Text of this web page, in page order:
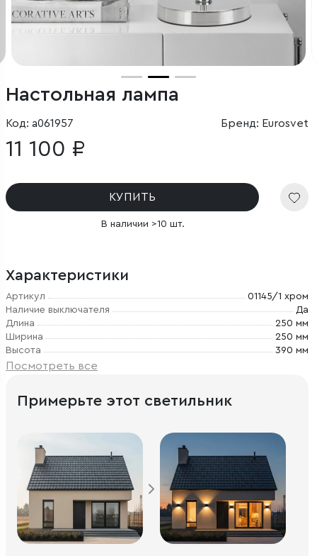
Настольная лампа
Код: a061957 Бренд: Eurosvet
11 100 ₽
КУПИТЬ
В наличии >10 шт.
Характеристики
Артикул
01145/1 хром
Наличие выключателя
Да
Длина
250 мм
Ширина
250 мм
Высота
390 мм
Посмотреть все
Примерьте этот светильник